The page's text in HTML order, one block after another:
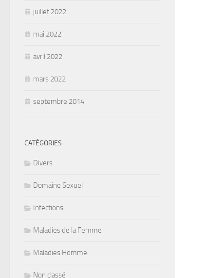
juillet 2022
mai 2022
avril 2022
mars 2022
septembre 2014
CATÉGORIES
Divers
Domaine Sexuel
Infections
Maladies de la Femme
Maladies Homme
Non classé